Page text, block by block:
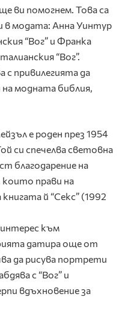
ви помогнем. Това са
в модата: Анна Уинтур
“Вог” и Франка
“Вог”.
с привилегията да
модната библия,
е роден през 1954
си спечелва световна
благодарение на
прави на
й “Секс” (1992
към
датира още от
да рисува портрети
с “Вог” и
вдъхновение за